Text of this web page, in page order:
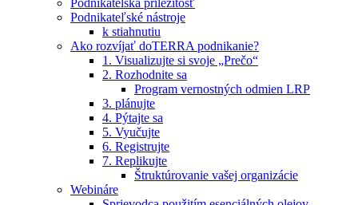
Podnikatelská príležítosť
Podnikateľské nástroje
k stiahnutiu
Ako rozvíjať doTERRA podnikanie?
1. Visualizujte si svoje „Prečo“
2. Rozhodnite sa
Program vernostných odmien LRP
3. plánujte
4. Pýtajte sa
5. Vyučujte
6. Registrujte
7. Replikujte
Štruktúrovanie vašej organizácie
Webináre